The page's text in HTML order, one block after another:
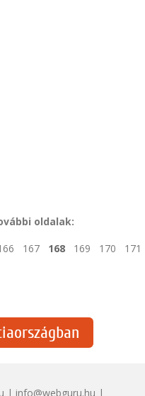
oldalak:
167 168 169 170 171
| info@webguru.hu |